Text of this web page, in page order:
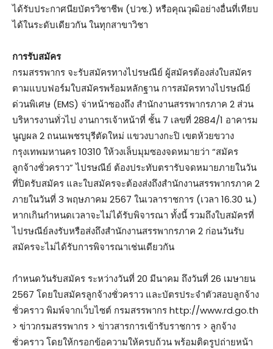
ได้รับประกาศนียบัตรวิชาชีพ (ปวช.) หรือคุณวุฒิอย่างอื่นที่เทียบ
ได้ในระดับเดียวกัน ในทุกสาขาวิชา
การรับสมัคร
กรมสรรพากร จะรับสมัครทางไปรษณีย์ ผู้สมัครต้องส่งใบสมัคร
ตามแบบฟอร์มใบสมัครพร้อมหลักฐาน การสมัครทางไปรษณีย์
ด่วนพิเศษ (EMS) จ่าหน้าซองถึง สำนักงานสรรพากรภาค 2 ส่วน
บริหารงานทั่วไป งานการเจ้าหน้าที่ ชั้น 7 เลขที่ 2884/1 อาคารม
นูญผล 2 ถนนเพชรบุรีตัดใหม่ แขวงบางกะปิ เขตห้วยขวาง
กรุงเทพมหานคร 10310 ให้วงเล็บมุมซองจดหมายว่า “สมัคร
ลูกจ้างชั่วคราว” ไปรษณีย์ ต้องประทับตรารับจดหมายภายในวัน
ที่ปิดรับสมัคร และใบสมัครจะต้องส่งถึงสำนักงานสรรพากรภาค 2
ภายในวันที่ 3 พฤษภาคม 2567 ในเวลาราชการ (เวลา 16.30 น.)
หากเกินกำหนดเวลาจะไม่ได้รับพิจารณา ทั้งนี้ รวมถึงใบสมัครที่
ไปรษณีย์ลงรับหรือส่งถึงสำนักงานสรรพากรภาค 2 ก่อนวันรับ
สมัครจะไม่ได้รับการพิจารณาเช่นเดียวกัน
กำหนดวันรับสมัคร ระหว่างวันที่ 20 มีนาคม ถึงวันที่ 26 เมษายน
2567 โดยใบสมัครลูกจ้างชั่วคราว และบัตรประจำตัวสอบลูกจ้าง
ชั่วคราว พิมพ์จากเว็บไซต์ กรมสรรพากร http://www.rd.go.th
> ข่าวกรมสรรพากร > ข่าวสารการเข้ารับราชการ > ลูกจ้าง
ชั่วคราว โดยให้กรอกข้อความให้ครบถ้วน พร้อมติดรูปถ่ายหน้า